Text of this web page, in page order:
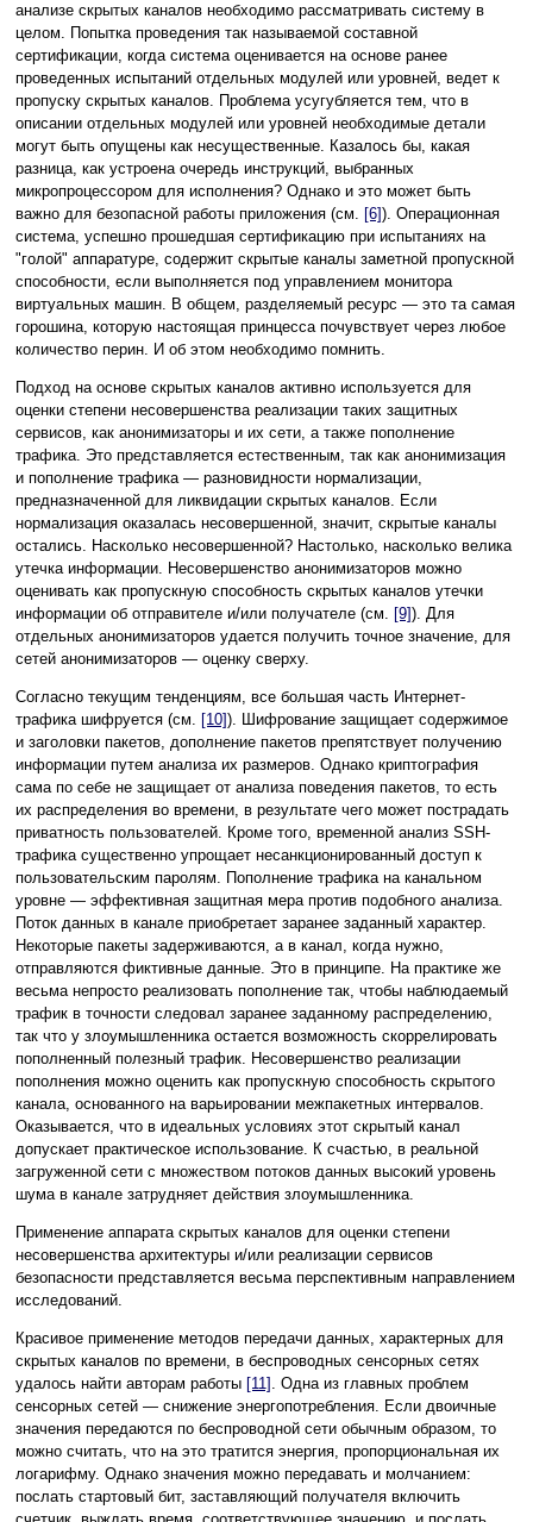
анализе скрытых каналов необходимо рассматривать систему в
целом. Попытка проведения так называемой составной
сертификации, когда система оценивается на основе ранее
проведенных испытаний отдельных модулей или уровней, ведет к
пропуску скрытых каналов. Проблема усугубляется тем, что в
описании отдельных модулей или уровней необходимые детали
могут быть опущены как несущественные. Казалось бы, какая
разница, как устроена очередь инструкций, выбранных
микропроцессором для исполнения? Однако и это может быть
важно для безопасной работы приложения (см. [6]). Операционная
система, успешно прошедшая сертификацию при испытаниях на
"голой" аппаратуре, содержит скрытые каналы заметной пропускной
способности, если выполняется под управлением монитора
виртуальных машин. В общем, разделяемый ресурс — это та самая
горошина, которую настоящая принцесса почувствует через любое
количество перин. И об этом необходимо помнить.
Подход на основе скрытых каналов активно используется для
оценки степени несовершенства реализации таких защитных
сервисов, как анонимизаторы и их сети, а также пополнение
трафика. Это представляется естественным, так как анонимизация
и пополнение трафика — разновидности нормализации,
предназначенной для ликвидации скрытых каналов. Если
нормализация оказалась несовершенной, значит, скрытые каналы
остались. Насколько несовершенной? Настолько, насколько велика
утечка информации. Несовершенство анонимизаторов можно
оценивать как пропускную способность скрытых каналов утечки
информации об отправителе и/или получателе (см. [9]). Для
отдельных анонимизаторов удается получить точное значение, для
сетей анонимизаторов — оценку сверху.
Согласно текущим тенденциям, все большая часть Интернет-
трафика шифруется (см. [10]). Шифрование защищает содержимое
и заголовки пакетов, дополнение пакетов препятствует получению
информации путем анализа их размеров. Однако криптография
сама по себе не защищает от анализа поведения пакетов, то есть
их распределения во времени, в результате чего может пострадать
приватность пользователей. Кроме того, временной анализ SSH-
трафика существенно упрощает несанкционированный доступ к
пользовательским паролям. Пополнение трафика на канальном
уровне — эффективная защитная мера против подобного анализа.
Поток данных в канале приобретает заранее заданный характер.
Некоторые пакеты задерживаются, а в канал, когда нужно,
отправляются фиктивные данные. Это в принципе. На практике же
весьма непросто реализовать пополнение так, чтобы наблюдаемый
трафик в точности следовал заранее заданному распределению,
так что у злоумышленника остается возможность скоррелировать
пополненный полезный трафик. Несовершенство реализации
пополнения можно оценить как пропускную способность скрытого
канала, основанного на варьировании межпакетных интервалов.
Оказывается, что в идеальных условиях этот скрытый канал
допускает практическое использование. К счастью, в реальной
загруженной сети с множеством потоков данных высокий уровень
шума в канале затрудняет действия злоумышленника.
Применение аппарата скрытых каналов для оценки степени
несовершенства архитектуры и/или реализации сервисов
безопасности представляется весьма перспективным направлением
исследований.
Красивое применение методов передачи данных, характерных для
скрытых каналов по времени, в беспроводных сенсорных сетях
удалось найти авторам работы [11] . Одна из главных проблем
сенсорных сетей — снижение энергопотребления. Если двоичные
значения передаются по беспроводной сети обычным образом, то
можно считать, что на это тратится энергия, пропорциональная их
логарифму. Однако значения можно передавать и молчанием:
послать стартовый бит, заставляющий получателя включить